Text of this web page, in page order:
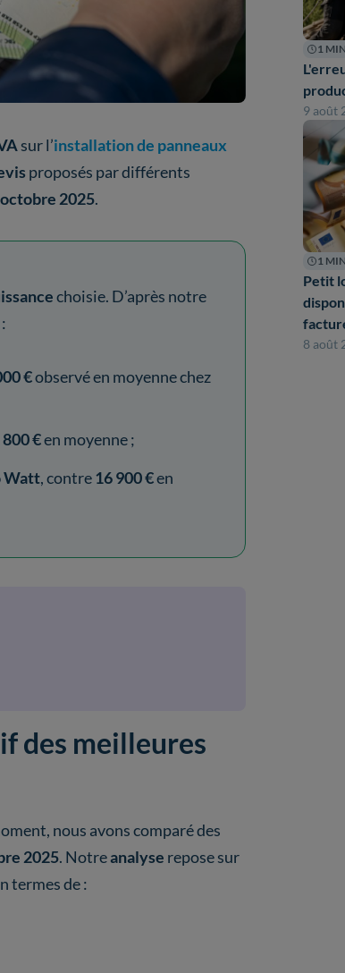
sur l’installation de panneaux
proposés par différents
2025.
choisie. D’après notre
€observé en moyenne chez
800 €en moyenne ;
Watt, contre16 900 €en
des meilleures
nous avons comparé des
2025. Notreanalyse repose sur
termes de :
1 MIN
9 août
1 MIN
Petit
8 août